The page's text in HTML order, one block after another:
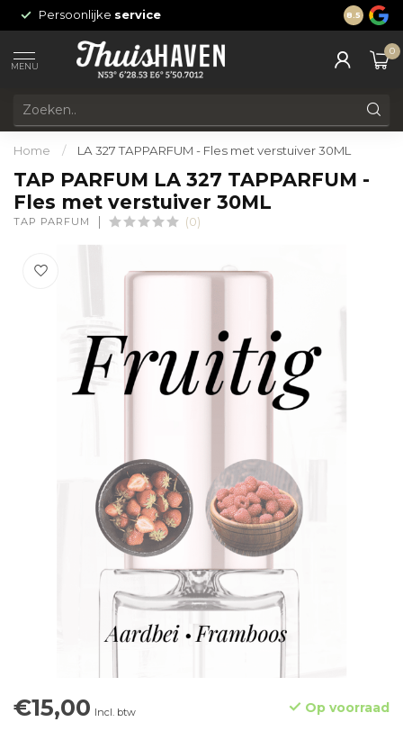
Persoonlijke service 24/7
8.5
MENU
0
Home / LA 327 TAPPARFUM - Fles met verstuiver 30ML
TAP PARFUM LA 327 TAPPARFUM -
Fles met verstuiver 30ML
TAP PARFUM (0)
€15,00 Incl. btw Op voorraad